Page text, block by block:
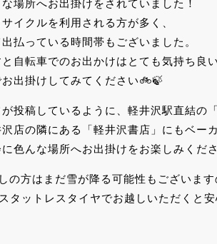
場所へお出掛けをされていました！
イクルを利用される方が多く、
払っている時間帯もございました。
自転車でのお出かけはとても気持ち良
出掛けしてみてください🚲🍃
投稿しているように、軽井沢駅直結の
店の隣にある「軽井沢書店」にもベー
色んな場所へお出掛けをお楽しみくだ
の方はまだ雪が降る可能性もございます
タットレスタイヤでお越しいただくと安